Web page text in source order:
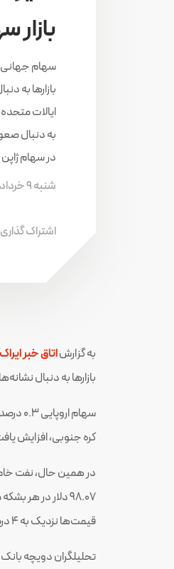
سهام جهانی
بازار‌ها به
به دنبال
در سهام
شنبه 9 خرداد 1405
اشتراک
به گزارشاتاق خبر ایراک
بازار‌ها به دنبال
سهام
کره جنوبی، افزایش
۹۸.۰۷ دلار در
قیمت‌ها نزدیک به ۴ درصد جهش کرده بودند.
تحلیلگران دویچه